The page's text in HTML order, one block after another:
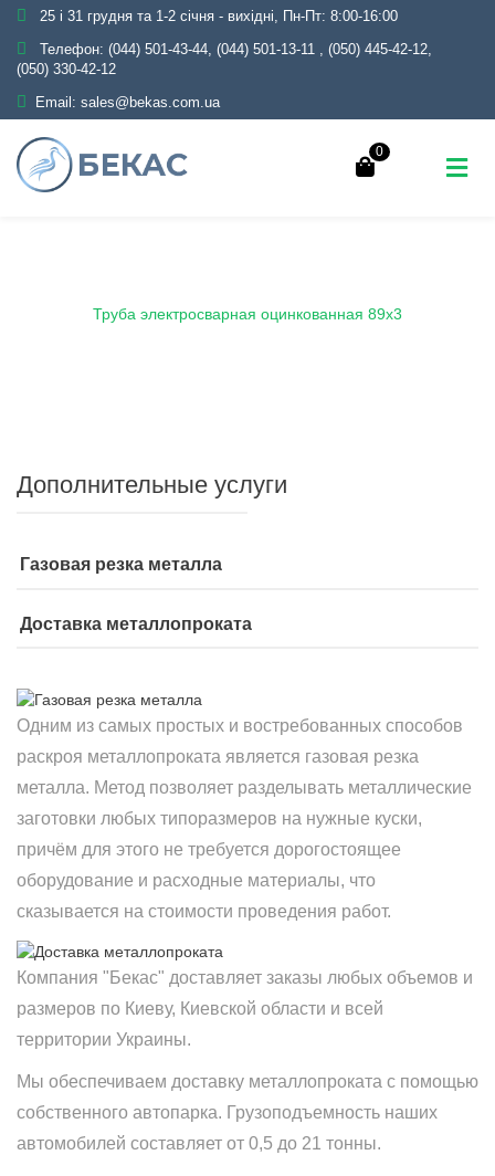
25 і 31 грудня та 1-2 січня - вихідні, Пн-Пт: 8:00-16:00
Телефон: (044) 501-43-44, (044) 501-13-11 , (050) 445-42-12,
(050) 330-42-12
Email: sales@bekas.com.ua
0
Труба электросварная оцинкованная 89х3
Дополнительные услуги
Газовая резка металла
Доставка металлопроката
Одним из самых простых и востребованных способов
раскроя металлопроката является газовая резка
металла. Метод позволяет разделывать металлические
заготовки любых типоразмеров на нужные куски,
причём для этого не требуется дорогостоящее
оборудование и расходные материалы, что
сказывается на стоимости проведения работ.
Компания "Бекас" доставляет заказы любых объемов и
размеров по Киеву, Киевской области и всей
территории Украины.
Мы обеспечиваем доставку металлопроката с помощью
собственного автопарка. Грузоподъемность наших
автомобилей составляет от 0,5 до 21 тонны.